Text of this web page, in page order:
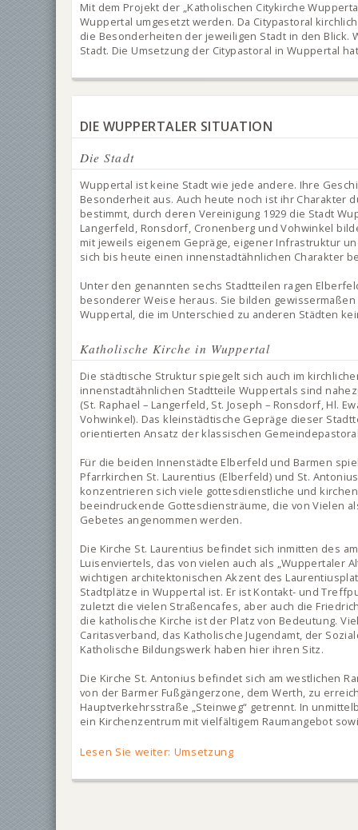
Mit dem Projekt der „Katholischen Citykirche
Wuppertal umgesetzt werden. Da Citypastoral
die Besonderheiten der jeweiligen Stadt in den
Stadt. Die Umsetzung der Citypastoral in Wuppertal
DIE WUPPERTALER SITUATION
Die Stadt
Wuppertal ist keine Stadt wie jede andere. Ihre
Besonderheit aus. Auch heute noch ist ihr Charakter
bestimmt, durch deren Vereinigung 1929 die Stadt
Langerfeld, Ronsdorf, Cronenberg und Vohwinkel
mit jeweils eigenem Gepräge, eigener Infrastruktur
sich bis heute einen innenstadtähnlichen Charakter
Unter den genannten sechs Stadtteilen ragen
besonderer Weise heraus. Sie bilden
Wuppertal, die im Unterschied zu anderen Städten
Katholische Kirche in Wuppertal
Die städtische Struktur spiegelt sich auch im
innenstadtähnlichen Stadtteile Wuppertals sind
(St. Raphael – Langerfeld, St. Joseph – Ronsdorf, Hl.
Vohwinkel). Das kleinstädtische Gepräge dieser
orientierten Ansatz der klassischen
Für die beiden Innenstädte Elberfeld und Barmen
Pfarrkirchen St. Laurentius (Elberfeld) und St.
konzentrieren sich viele gottesdienstliche und
beeindruckende Gottesdiensträume, die von Vielen
Gebetes angenommen werden.
Die Kirche St. Laurentius befindet sich inmitten des
Luisenviertels, das von vielen auch als „Wuppertaler
wichtigen architektonischen Akzent des
Stadtplätze in Wuppertal ist. Er ist Kontakt- und
zuletzt die vielen Straßencafes, aber auch die
die katholische Kirche ist der Platz von Bedeutung.
Caritasverband, das Katholische Jugendamt, der
Katholische Bildungswerk haben hier ihren Sitz.
Die Kirche St. Antonius befindet sich am westlichen
von der Barmer Fußgängerzone, dem Werth, zu
Hauptverkehrsstraße „Steinweg“ getrennt. In
ein Kirchenzentrum mit vielfältigem Raumangebot
Lesen Sie weiter: Umsetzung